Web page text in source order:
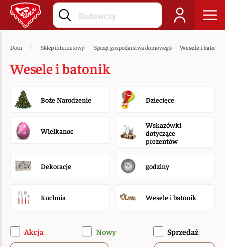
Dom Sklep internetowy Sprzęt gospodarstwa domowego Wesele i batonik
Wesele i batonik
Boże Narodzenie Dziecięce
Wielkanoc
Wskazówki
dotyczące
prezentów
Dekoracje godziny
Kuchnia Wesele i batonik
Akcja Nowy Sprzedaż